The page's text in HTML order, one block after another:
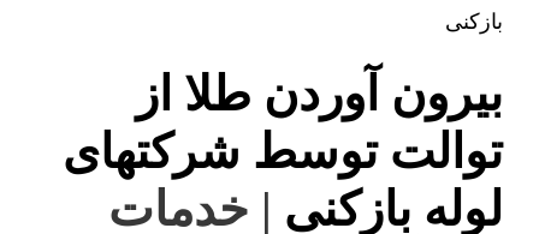
بازکنی
بیرون آوردن طلا از
توالت توسط شرکتهای
لوله بازکنی | خدمات